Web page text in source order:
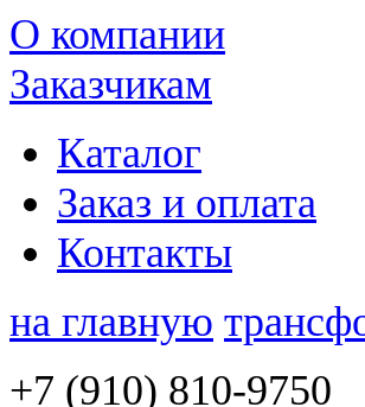
О компании
Заказчикам
Каталог
Заказ и оплата
Контакты
на главную
+7 (910) 810-9750